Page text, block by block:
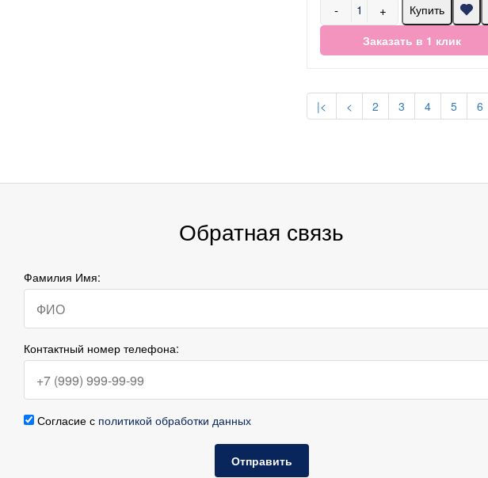
- +
Купить
Заказать в 1 клик
|< < 2 3 4 5 6
Обратная связь
Фамилия Имя:
Контактный номер телефона:
Согласие с политикой обработки данных
Отправить